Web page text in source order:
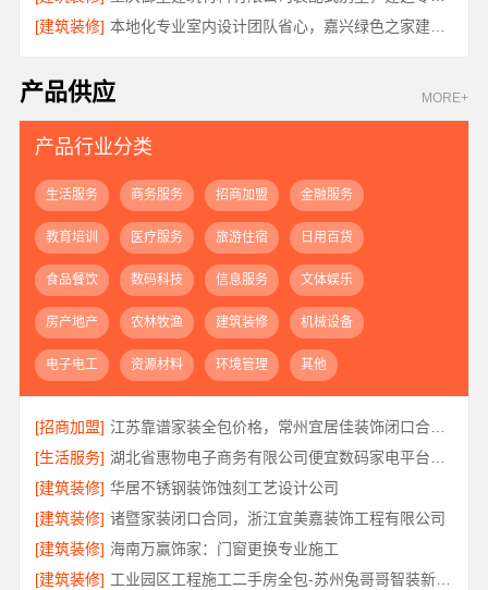
[建筑装修]
本地化专业室内设计团队省心，嘉兴绿色之家建材科技有限公司
产品供应 MORE+
产品行业分类
生活服务 商务服务 招商加盟 金融服务
教育培训 医疗服务 旅游住宿 日用百货
食品餐饮 数码科技 信息服务 文体娱乐
房产地产 农林牧渔 建筑装修 机械设备
电子电工 资源材料 环境管理 其他
[招商加盟]
江苏靠谱家装全包价格，常州宜居佳装饰闭口合同详解
[生活服务]
[建筑装修] 华居不锈钢装饰蚀刻工艺设计公司
[建筑装修] 诸暨家装闭口合同，浙江宜美嘉装饰工程有限公司
[建筑装修] 海南万赢饰家：门窗更换专业施工
[建筑装修]
工业园区工程施工二手房全包-苏州兔哥哥智装新材料有限公司